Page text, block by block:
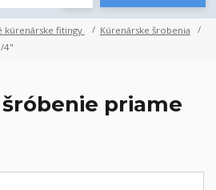
kúrenárske fitingy
Kúrenárske šrobenia
4"
priame